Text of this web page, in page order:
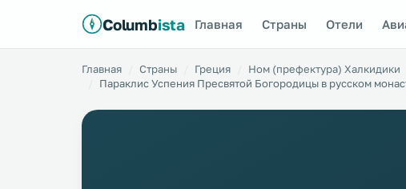
Columbista Главная Страны Отели
Главная Страны Греция Ном (префектура) Халкидики
Параклис Успения Пресвятой Богородицы в русском